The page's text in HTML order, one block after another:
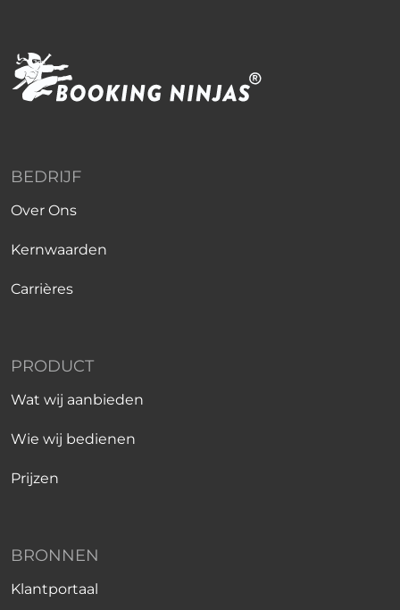
BEDRIJF
Over Ons
Kernwaarden
Carrières
PRODUCT
Wat wij aanbieden
Wie wij bedienen
Prijzen
BRONNEN
Klantportaal